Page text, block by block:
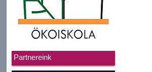
Partnereink